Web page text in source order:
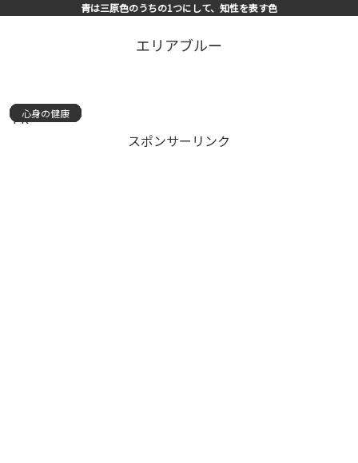
青は三原色のうちの1つにして、知性を表す色
エリアブルー
PR
スポンサーリンク
心身の健康
心身の健康
心身の健康
心身の健康
心身の健康
心身の健康
心身の健康
心身の健康
心身の健康
心身の健康
心身の健康
心身の健康
心身の健康
心身の健康
心身の健康